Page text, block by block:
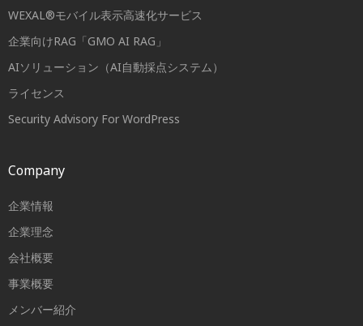
WEXAL®モバイル表示高速化サービス
企業向けRAG「GMO AI RAG」
AIソリューション（AI自動採点システム）
ライセンス
Security Advisory For WordPress
Company
企業情報
企業理念
会社概要
事業概要
メンバー紹介